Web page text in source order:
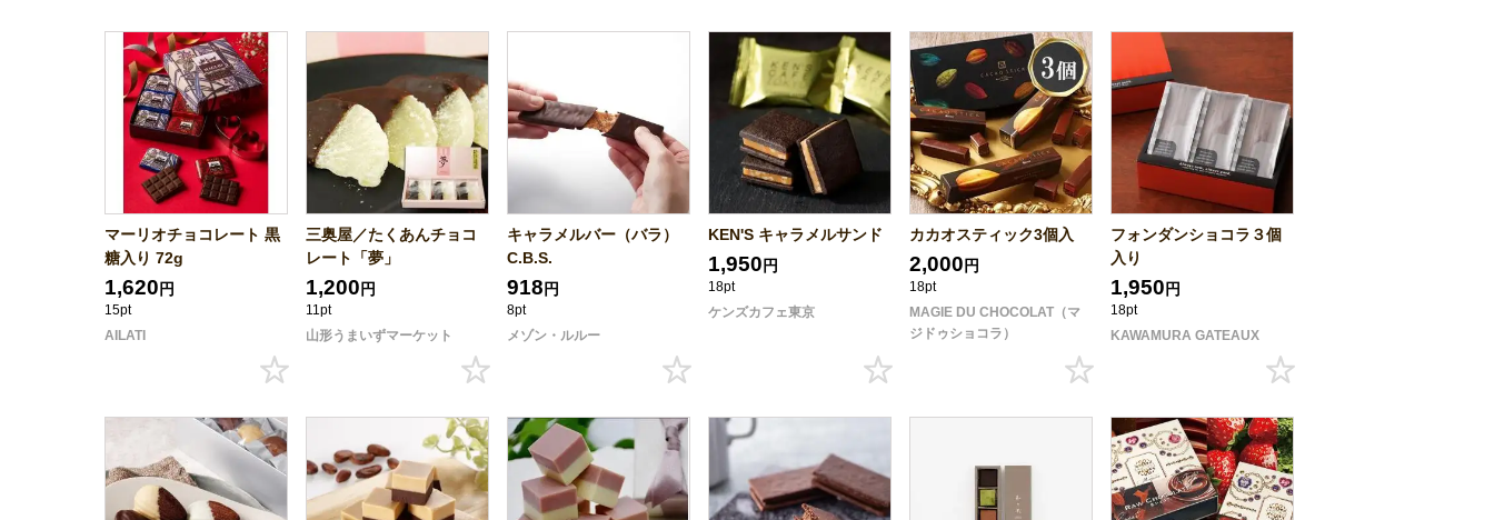
マーリオチョコレート 黒
糖入り 72g
1,620 円
15pt
AILATI
三奥屋／たくあんチョコ
レート「夢」
1,200 円
11pt
山形うまいずマーケット
キャラメルバー（バラ）
C.B.S.
918 円
8pt
メゾン・ルルー
KEN'S キャラメルサンド
1,950 円
18pt
ケンズカフェ東京
カカオスティック3個入
2,000 円
18pt
MAGIE DU CHOCOLAT（マ
ジドゥショコラ）
フォンダンショコラ３個
入り
1,950 円
18pt
KAWAMURA GATEAUX